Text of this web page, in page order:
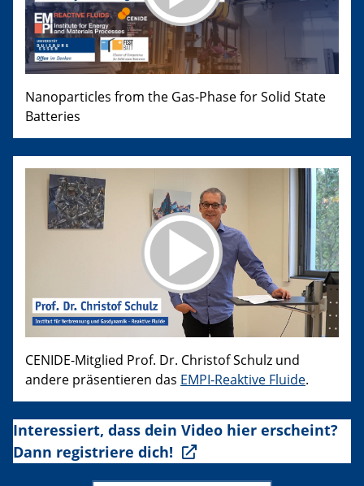
Nanoparticles from the Gas-Phase for Solid State
Batteries
CENIDE-Mitglied Prof. Dr. Christof Schulz und
andere präsentieren das EMPI-Reaktive Fluide.
Interessiert, dass dein Video hier erscheint?
Dann registriere dich!